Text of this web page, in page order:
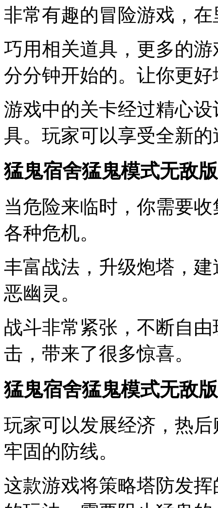
非常有趣的冒险游戏，
巧用相关道具，更多的
分分钟开始的。让你更
游戏中的关卡经过精心
具。玩家可以享受全新
猛鬼宿舍猛鬼模式无敌
当危险来临时，你需要
各种危机。
丰富战法，升级炮塔，
恶幽灵。
战斗非常紧张，不断自
击，带来了很多惊喜。
猛鬼宿舍猛鬼模式无敌
玩家可以发展经济，热
牢固的防线。
这款游戏将策略塔防发